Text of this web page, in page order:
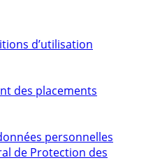
d’utilisation
des placements
personnelles